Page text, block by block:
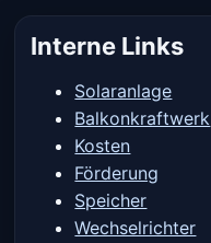
Interne Links
Solaranlage
Balkonkraftwerk
Kosten
Förderung
Speicher
Wechselrichter